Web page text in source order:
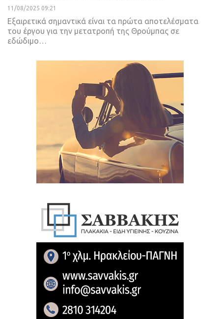
11/08/2025 09:21
Εξαιρετικά σημαντικά είναι τα πρώτα αποτελέσματα
του έργου για την μετατροπή της Θρούμπας σε
εδώδιμο…